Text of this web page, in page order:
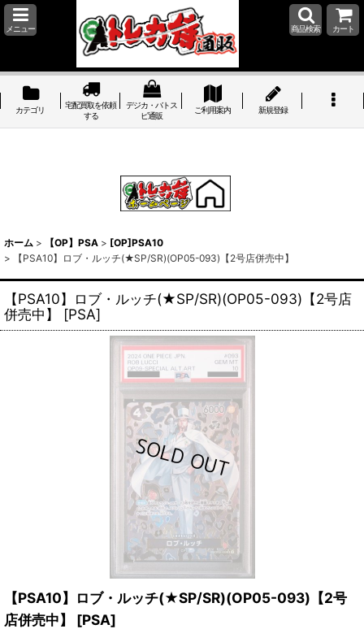
メニュー 商品検索 カート
カテゴリ
宅配買取を依頼
する
デジカ・バトス
ピ通販
ご利用案内 新規登録
ホーム > 【OP】PSA > [OP]PSA10
>
【PSA10】ロブ・ルッチ(★SP/SR)(OP05-093)【2号店併売中】
【PSA10】ロブ・ルッチ(★SP/SR)(OP05-093)【2号店
併売中】
[PSA]
【PSA10】ロブ・ルッチ(★SP/SR)(OP05-093)【2号
店併売中】
[PSA]